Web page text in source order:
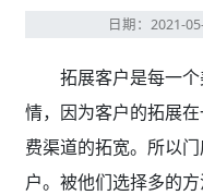
日期：2021-
拓展客户是每一
情，因为客户的拓展
费渠道的拓宽。所以
户。被他们选择多的